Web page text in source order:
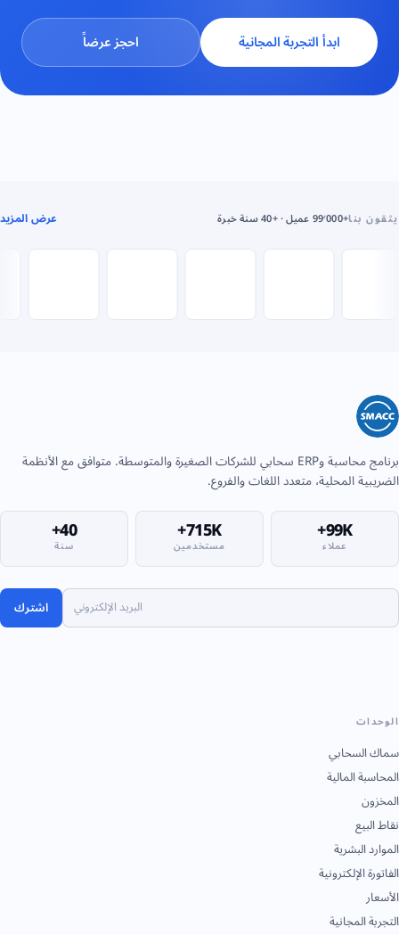
ابدأ التجربة المجانية احجز عرضاً
يثقون بنا+99٬000 عميل · +40 سنة خبرة عرض المزيد
برنامج محاسبة وERP سحابي للشركات الصغيرة والمتوسطة. متوافق مع الأنظمة
الضريبية المحلية، متعدد اللغات والفروع.
99K+
عملاء 715K+
مستخدمين 40+
سنة
اشترك
الوحدات
سماك السحابي
المحاسبة المالية
المخزون
نقاط البيع
الموارد البشرية
الفاتورة الإلكترونية
الأسعار
التجربة المجانية